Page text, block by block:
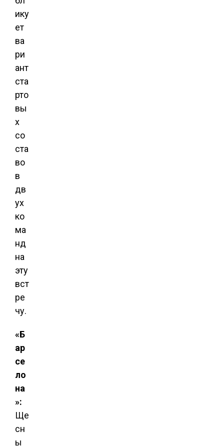
ику
ет
ва
ри
ант
ста
рто
вы
х
со
ста
во
в
дв
ух
ко
ма
нд
на
эту
вст
ре
чу.
«Б
ар
се
ло
на
»:
Ще
сн
ы